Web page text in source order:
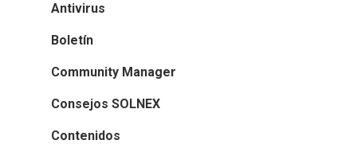
Antivirus
Boletín
Community Manager
Consejos SOLNEX
Contenidos